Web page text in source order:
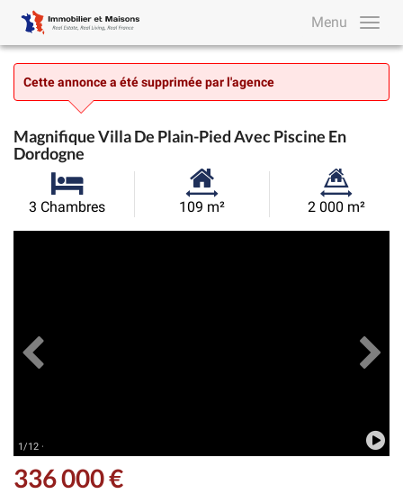
Menu
Cette annonce a été supprimée par l'agence
Magnifique Villa De Plain-Pied Avec Piscine En
Dordogne
3 Chambres
Surface
109 m²
Superficie
2 000 m²
1/12 ·
336 000 €